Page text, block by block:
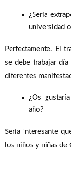
¿Sería
universidad
Perfectamente. El
se debe trabajar
diferentes
¿Os
año?
Sería interesante
los niños y niñas de